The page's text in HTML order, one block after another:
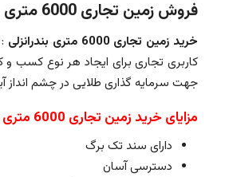
فروش زمین تجاری 6000 متری بندرانزلی
خرید زمین تجاری 6000 متری بندرانزلی
کاربری تجاری برای ایجاد هر نوع کسب و کار پر سود. تفکیک شده به قطعات 2000متری
جهت سرمایه گذاری طلایی در چشم انداز
مزایای خرید زمین تجاری 6000 متری بندرانزلی
دارای سند تک برگ
دسترسی آسان